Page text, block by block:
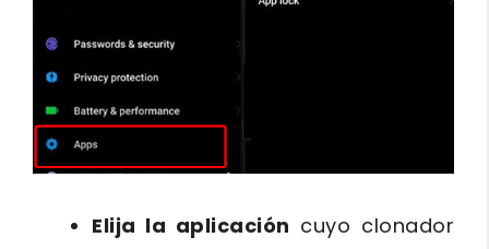
Elija la aplicación cuyo clonador